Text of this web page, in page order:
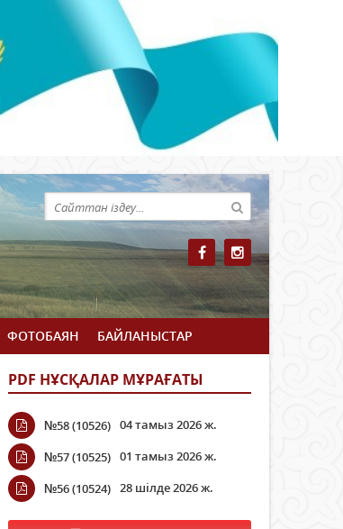
ФОТОБАЯН БАЙЛАНЫСТАР
PDF НҰСҚАЛАР МҰРАҒАТЫ
№58 (10526) 04 тамыз 2026 ж.
№57 (10525) 01 тамыз 2026 ж.
№56 (10524) 28 шілде 2026 ж.